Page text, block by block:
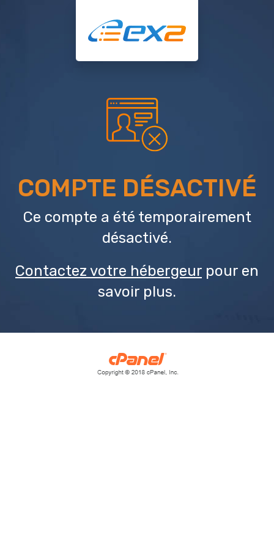
COMPTE DÉSACTIVÉ
Ce compte a été temporairement
désactivé.
Contactez votre hébergeur pour en
savoir plus.